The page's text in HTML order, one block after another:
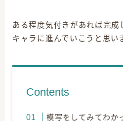
ある程度気付きがあれば完成
キャラに進んでいこうと思い
Contents
模写をしてみてわか